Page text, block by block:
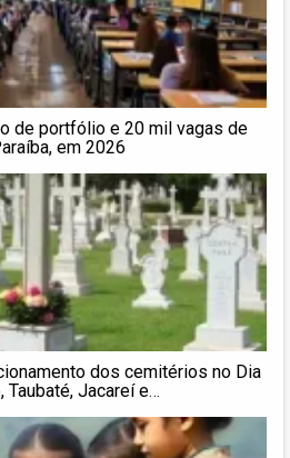
de portfólio e 20 mil vagas de
em 2026
dos cemitérios no Dia
Jacareí e